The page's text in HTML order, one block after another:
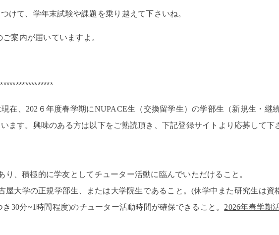
けて、学年末試験や課題を乗り越えて下さいね。
案内が届いていますよ。
在、 202６ 年度春学期にNUPACE生（交換留学生）の学部生 （新規生・継
ます。 興味のある方は以下をご熟読頂き、下記登録サイトより応募して下
り、積極的に学友としてチューター活動に臨んでいただけること。
屋大学の正規学部生、または大学院生であること。(休学中また研究生は資
き 30分~1 時間程度)のチューター活動時間が確保できること。 2026年春学期